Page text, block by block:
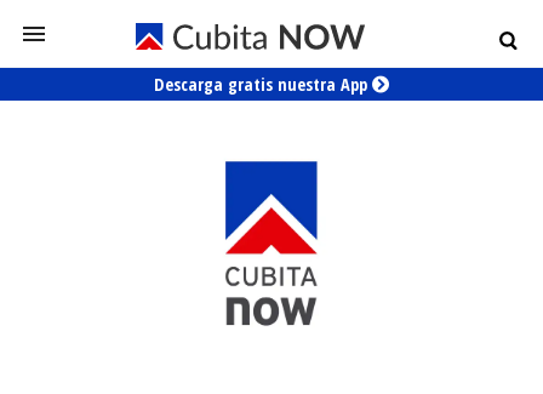
Descarga gratis nuestra App